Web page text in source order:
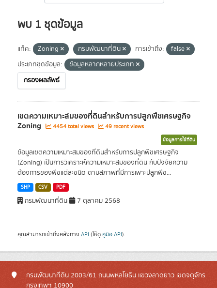
พบ 1 ชุดข้อมูล
แท็ค: Zoning กรมพัฒนาที่ดิน การเข้าถึง:
false
ประเภทชุดข้อมูล:
ข้อมูลหลากหลายประเภท
กรองผลลัพธ์
เขตความเหมาะสมของที่ดินสำหรับการปลูกพืชเศรษฐกิจ
Zoning 4454 total views 49 recent views
ข้อมูลการใช้ที่ดิน
ข้อมูลเขตความเหมาะสมของที่ดินสำหรับการปลูกพืชเศรษฐกิจ
(Zoning) เป็นการวิเคราะห์ความเหมาะสมของที่ดิน กับปัจจัยความ
ต้องการของพืชแต่ละชนิด ตามสภาพที่มีการเพาะปลูกพืช...
SHP CSV PDF
กรมพัฒนาที่ดิน 7 ตุลาคม 2568
คุณสามารถเข้าถึงคลังทาง API (ให้ดู คู่มือ API).
กรมพัฒนาที่ดิน 2003/61 ถนนพหลโยธิน แขวงลาดยาว เขตจตุจักร
กรุงเทพฯ 10900